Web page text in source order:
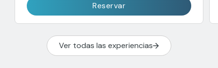
Reservar
Ver todas las experiencias